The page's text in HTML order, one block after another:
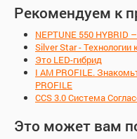
Рекомендуем к
NEPTUNE 550 HYBRID
Silver Star - Технологии
Это LED-гибрид
I AM PROFILE.
PROFILE
CCS 3.0 Система
Это может вам